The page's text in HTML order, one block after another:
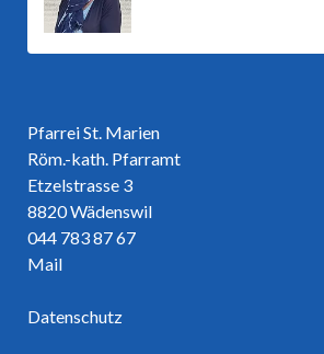
Pfarrei St. Marien
Röm.-kath. Pfarramt
Etzelstrasse 3
8820 Wädenswil
044 783 87 67
Mail
Datenschutz